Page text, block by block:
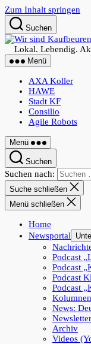
Zum Inhalt springen
Suchen
Lokal. Lebendig.
Menü
AXA Koller
HAWE
Stadt KF
Consilio
Agile Robots
Menü
Suchen
Suchen nach:
Suche schließen
Menü schließen
Home
Newsportal
Podcast
Podcast
Podcast
Podcast
Kolumnen
News:
Newsletter
Archiv
Videos